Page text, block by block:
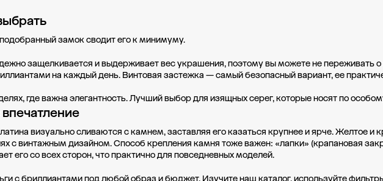
замок сводит его к минимуму.
защелкивается и выдерживает вес украшения, поэтому вы можете не переживать о
на каждый день. Винтовая застежка — самый безопасный вариант, ее
где важна элегантность. Лучший выбор для изящных серег, которые носят по
визуально сливаются с камнем, заставляя его казаться крупнее и ярче. Желтое и
с винтажным дизайном. Способ крепления камня тоже важен: «лапки» (крапановая
его со всех сторон, что практично для повседневных моделей.
с бриллиантами под любой образ и бюджет. Изучите наш каталог, используйте